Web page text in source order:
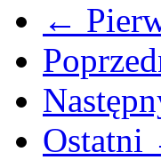
←
Ostatni